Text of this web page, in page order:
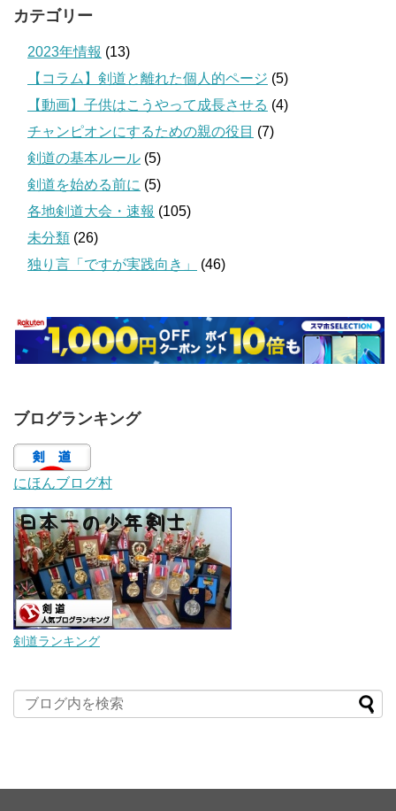
カテゴリー
2023年情報 (13)
【コラム】剣道と離れた個人的ページ (5)
【動画】子供はこうやって成長させる (4)
チャンピオンにするための親の役目 (7)
剣道の基本ルール (5)
剣道を始める前に (5)
各地剣道大会・速報 (105)
未分類 (26)
独り言「ですが実践向き」
(46)
ブログランキング
にほんブログ村
剣道ランキング